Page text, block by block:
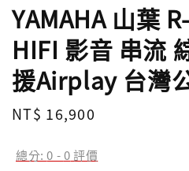
YAMAHA 山葉
HIFI 影音 串流
援Airplay 台灣
Regular
NT$ 16,900
總分:0 -0評價